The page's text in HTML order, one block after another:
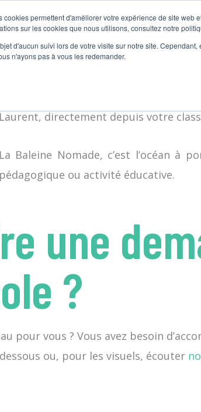
permettent d'améliorer votre expérience de site web
sur les cookies que nous utilisons, consultez notre
d'aucun suivi lors de votre visite sur notre site.
n'ayons pas à vous les redemander.
NOS ACTIVITÉS MATÉRIEL PÉDAGOGIQUE
Baleine Nomadepropose des
les baleines et les requins dans
apprentissages, nos activités
Laurent, directement depuis votre
La Baleine Nomade, c’est l’océan à
pédagogique ou activité éducative.
une
?
pour vous ? Vous avez besoin
ou, pour les visuels, écouter